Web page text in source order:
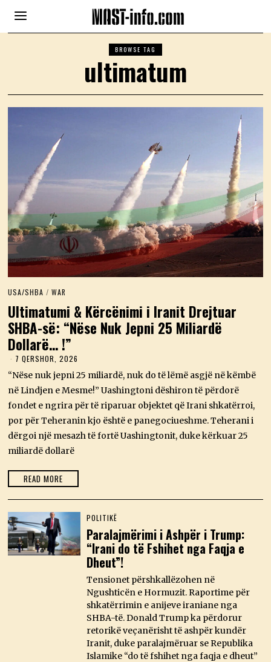
BROWSE TAG
ultimatum
USA/SHBA / WAR
Ultimatumi & Kërcënimi i Iranit Drejtuar
SHBA-së: “Nëse Nuk Jepni 25 Miliardë
Dollarë… !”
7 QERSHOR, 2026
E
R
H
O
R
,
“Nëse nuk jepni 25 miliardë, nuk do të lëmë asgjë në këmbë
në Lindjen e Mesme!” Uashingtoni dëshiron të përdorë
fondet e ngrira për të riparuar objektet që Irani shkatërroi,
por për Teheranin kjo është e panegociueshme. Teherani i
dërgoi një mesazh të fortë Uashingtonit, duke kërkuar 25
miliardë dollarë
READ MORE
POLITIKË
Paralajmërimi i Ashpër i Trump:
“Irani do të Fshihet nga Faqja e
Dheut”!
Tensionet përshkallëzohen në
Ngushticën e Hormuzit. Raportime për
shkatërrimin e anijeve iraniane nga
SHBA-të. Donald Trump ka përdorur
retorikë veçanërisht të ashpër kundër
Iranit, duke paralajmëruar se Republika
Islamike “do të fshihet nga faqja e dheut”